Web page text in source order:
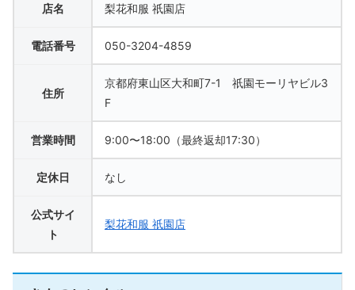
店名 梨花和服 祇園店
電話番号 050-3204-4859
住所
京都府東山区大和町7-1 祇園モーリヤビル3
F
営業時間 9:00〜18:00（最終返却17:30）
定休日 なし
公式サイ
ト
梨花和服 祇園店